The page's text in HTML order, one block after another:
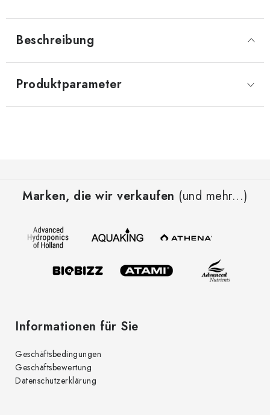
Beschreibung
Produktparameter
Marken, die wir verkaufen (und mehr...)
Informationen für Sie
Geschäftsbedingungen
Geschäftsbewertung
Datenschutzerklärung